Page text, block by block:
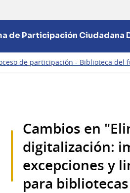
de Participación Ciudadana
de participación - Biblioteca del
Cambios en
digitalización:
excepciones y
para